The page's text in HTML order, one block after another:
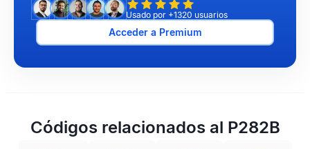
Usado por +1320 usuarios
Acceder a Premium
Códigos relacionados al P282B